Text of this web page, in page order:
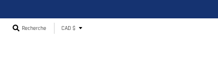
Recherche CAD $